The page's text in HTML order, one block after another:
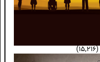
(۱۵,۲۱۶)